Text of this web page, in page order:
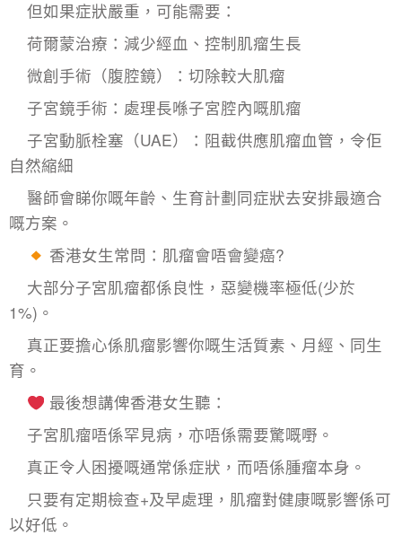
但如果症狀嚴重，可能需要：
荷爾蒙治療：減少經血、控制肌瘤生長
微創手術（腹腔鏡）：切除較大肌瘤
子宮鏡手術：處理長喺子宮腔內嘅肌瘤
子宮動脈栓塞（UAE）：阻截供應肌瘤血管，令佢
自然縮細
醫師會睇你嘅年齡、生育計劃同症狀去安排最適合
嘅方案。
香港女生常問：肌瘤會唔會變癌?
大部分子宮肌瘤都係良性，惡變機率極低(少於
1%)。
真正要擔心係肌瘤影響你嘅生活質素、月經、同生
育。
最後想講俾香港女生聽：
子宮肌瘤唔係罕見病，亦唔係需要驚嘅嘢。
真正令人困擾嘅通常係症狀，而唔係腫瘤本身。
只要有定期檢查+及早處理，肌瘤對健康嘅影響係可
以好低。